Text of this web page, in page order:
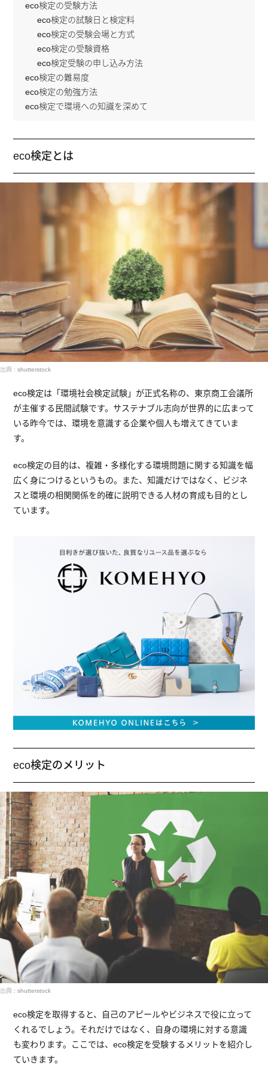
eco検定の受験方法
eco検定の試験日と検定料
eco検定の受験会場と方式
eco検定の受験資格
eco検定受験の申し込み方法
eco検定の難易度
eco検定の勉強方法
eco検定で環境への知識を深めて
eco検定とは
出典 : shutterstock
eco検定は「環境社会検定試験」が正式名称の、東京商工会議所
が主催する民間試験です。サステナブル志向が世界的に広まって
いる昨今では、環境を意識する企業や個人も増えてきていま
す。
eco検定の目的は、複雑・多様化する環境問題に関する知識を幅
広く身につけるというもの。また、知識だけではなく、ビジネ
スと環境の相関関係を的確に説明できる人材の育成も目的とし
ています。
eco検定のメリット
出典 : shutterstock
eco検定を取得すると、自己のアピールやビジネスで役に立って
くれるでしょう。それだけではなく、自身の環境に対する意識
も変わります。ここでは、eco検定を受験するメリットを紹介し
ていきます。